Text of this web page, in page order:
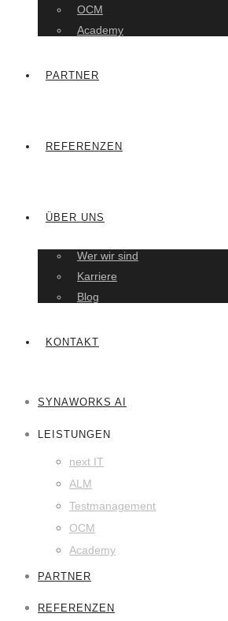
OCM
Academy
PARTNER
REFERENZEN
ÜBER UNS
Wer wir sind
Karriere
Blog
KONTAKT
SYNAWORKS AI
LEISTUNGEN
next IT
ALM
Testmanagement
OCM
Academy
PARTNER
REFERENZEN